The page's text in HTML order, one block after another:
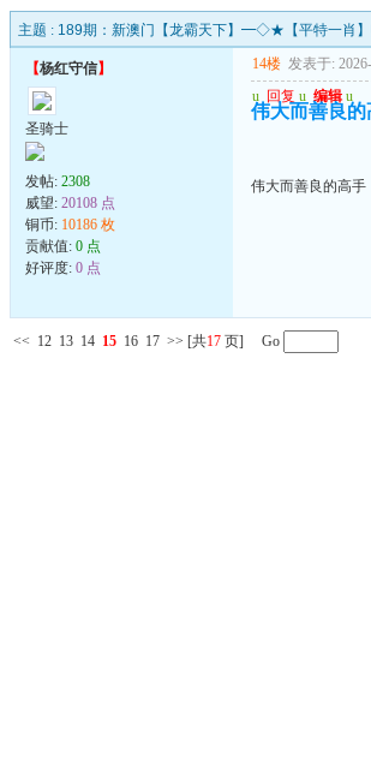
主题 : 189期：新澳门【龙霸天下】━◇★【平特一肖】
【杨红守信】
圣骑士
发帖: 2308
威望: 20108 点
铜币: 10186 枚
贡献值: 0 点
好评度: 0 点
14楼 发表于:
u 回复 u 编辑 u
伟大而善良
伟大而善良的高
<< 12 13 14 15 16 17 >> [共17 页] Go